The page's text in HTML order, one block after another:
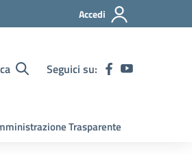
Accedi
Seguici su:
Trasparente